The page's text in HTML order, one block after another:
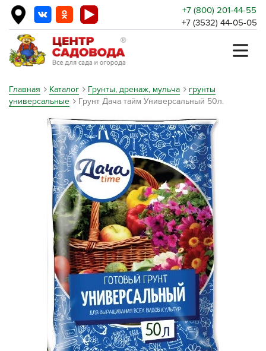
+7 (800) 201-44-55
+7 (3532) 44-05-05
Главная Каталог Грунты, дренаж, мульча
грунты
универсальные
Грунт Дача тайм Универсальный 50л.